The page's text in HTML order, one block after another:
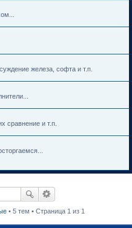
железа, софта и т.п.
сравнение и т.п.
• 5 тем • Страница 1 из 1